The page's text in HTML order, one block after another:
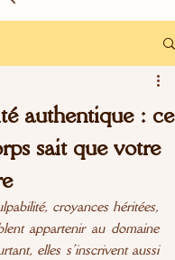
authentique : ce
sait que votre
croyances héritées,
appartenir au domaine
elles s’inscrivent aussi